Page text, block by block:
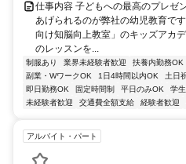
仕事内容 子どもへの最高のプレゼ
あげられるのが弊社の幼児教育で
向け知脳向上教室」のキッズアカ
のレッスンを...
制服あり 業界未経験者歓迎 扶養内勤務OK
副業・WワークOK
1日4時間以内OK 土日
即日勤務OK
固定時間制 平日のみOK 学
未経験者歓迎
交通費全額支給 経験者歓迎
アルバイト・パート